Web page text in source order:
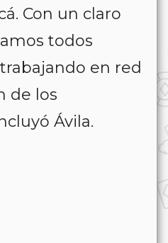
Con un claro
todos
en red
de los
Ávila.